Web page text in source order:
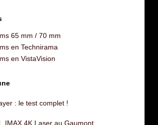
65 mm / 70 mm
en Technirama
en VistaVision
: le test complet !
IMAX 4K Laser au Gaumont